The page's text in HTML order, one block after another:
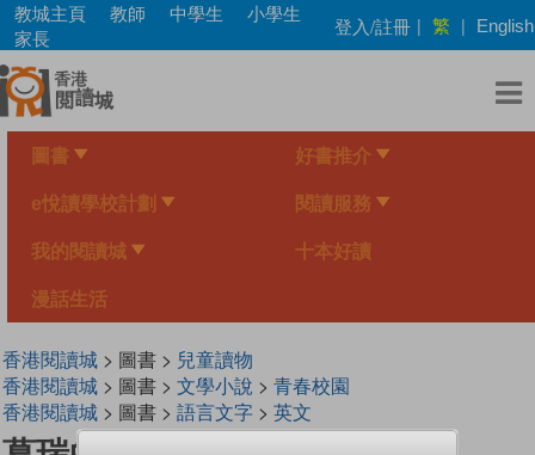
Skip
main
content
教城主頁 教師 中學生
小學生
家長
登入/註冊 | 繁 | English
圖書 好書推介
e悅讀學校計劃 閱讀服務
我的閱讀城 十本好讀
漫話生活
香港閱讀城> 圖書 > 兒童讀物
香港閱讀城> 圖書 > 文學小說 > 青春校園
香港閱讀城> 圖書 > 語言文字> 英文